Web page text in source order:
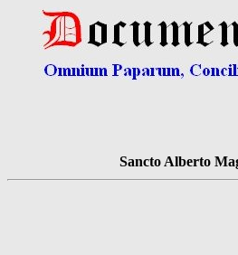
Sancto Alberto